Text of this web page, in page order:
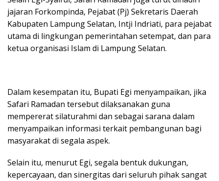
jajaran Forkompinda, Pejabat (Pj) Sekretaris Daerah
Kabupaten Lampung Selatan, Intji Indriati, para pejabat
utama di lingkungan pemerintahan setempat, dan para
ketua organisasi Islam di Lampung Selatan.
Dalam kesempatan itu, Bupati Egi menyampaikan, jika
Safari Ramadan tersebut dilaksanakan guna
mempererat silaturahmi dan sebagai sarana dalam
menyampaikan informasi terkait pembangunan bagi
masyarakat di segala aspek.
Selain itu, menurut Egi, segala bentuk dukungan,
kepercayaan, dan sinergitas dari seluruh pihak sangat